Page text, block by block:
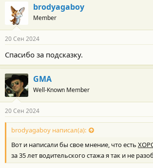
brodyagaboy
Member
20 Сен 2024
Спасибо за подсказку.
GMA
Well-Known Member
20 Сен 2024
brodyagaboy написал(а):
Вот и написали бы свое мнение, что есть
за 35 лет водительского стажа я так и не